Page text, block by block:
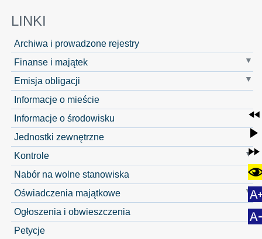
LINKI
Archiwa i prowadzone rejestry
Finanse i majątek
Emisja obligacji
Informacje o mieście
Informacje o środowisku
Jednostki zewnętrzne
Kontrole
Nabór na wolne stanowiska
Oświadczenia majątkowe
Ogłoszenia i obwieszczenia
Petycje